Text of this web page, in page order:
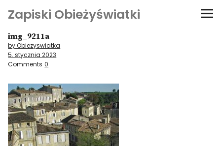
Zapiski Obieżyświatki
Podróże
Kultura i sztuka
Kątem oka
O-fiszki
img_9211a
by Obiezyswiatka
5. stycznia 2023
Comments 0